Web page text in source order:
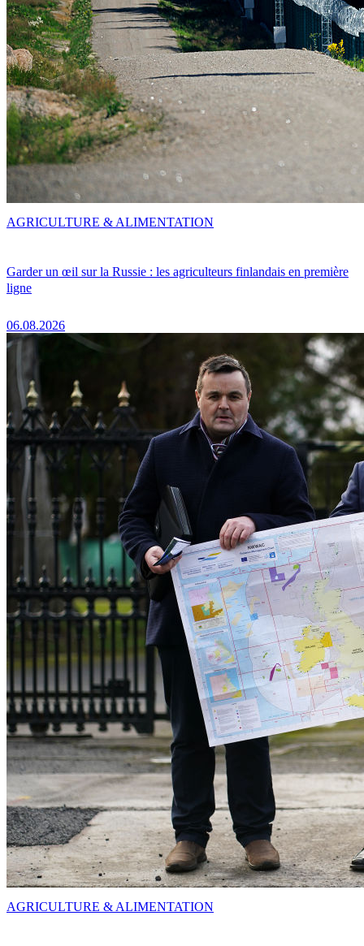
Garder un œil sur la Russie : les agriculteurs finlandais en première
ligne
06.08.2026
AGRICULTURE & ALIMENTATION
AGRICULTURE & ALIMENTATION